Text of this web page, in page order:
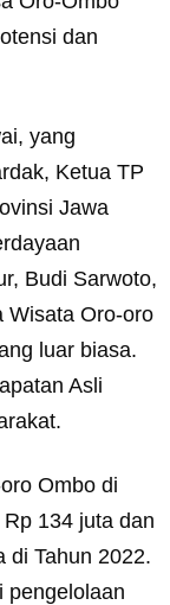
dan
yang
Ketua TP
Jawa
Budi Sarwoto,
Wisata Oro-oro
luar biasa.
Asli
Ombo di
134 juta dan
di Tahun 2022.
pengelolaan